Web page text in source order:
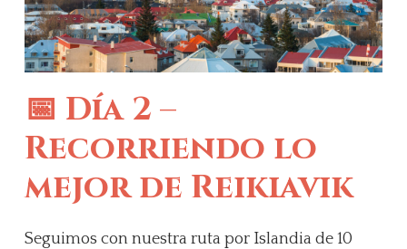
📅 Día 2 –
Recorriendo lo
mejor de Reikiavik
Seguimos con nuestra ruta por Islandia de 10